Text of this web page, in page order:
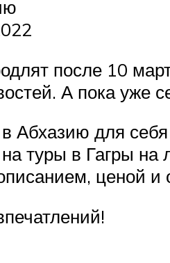
после 10
А пока уже
Абхазию для
туры в Гагры на
ценой